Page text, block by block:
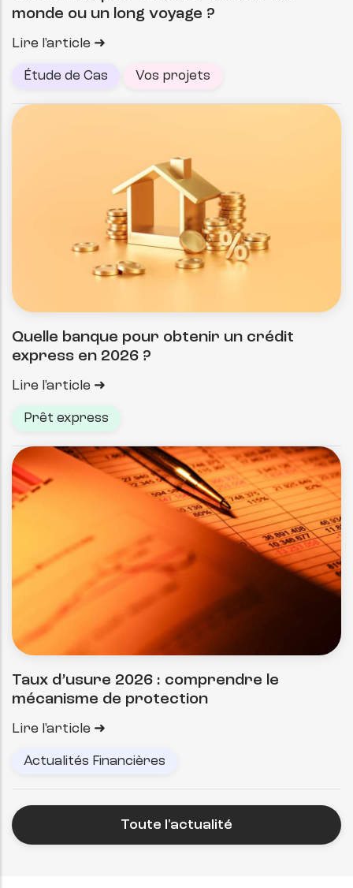
monde ou un long voyage ?
Lire l'article
Étude de Cas Vos projets
Quelle banque pour obtenir un crédit
express en 2026 ?
Lire l'article
Prêt express
Taux d’usure 2026 : comprendre le
mécanisme de protection
Lire l'article
Actualités Financières
Toute l'actualité